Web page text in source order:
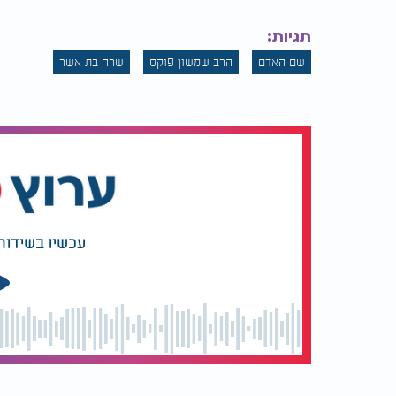
תגיות:
שם האדם הרב שמשון פוקס שרח בת אשר
עכשיו